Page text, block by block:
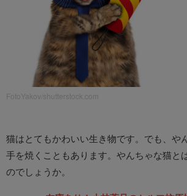
FotoYakov/shutterstock.com
猫はとてもかわいい生き物です。でも、や
手を焼くこともあります。やんちゃな猫と
のでしょうか。